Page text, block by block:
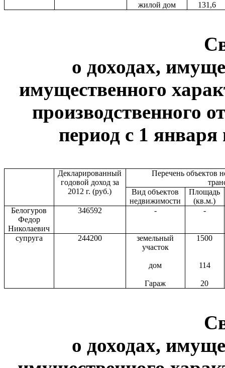
жилой дом 131,6
о доходах,
имущественного
производственного
период с 1 января
Декларированный
годовой доход за
2012 г. (руб.)
Перечень объектов
Вид объектов
недвижимости
Площадь
(кв.м.)
Белогуров
Федор
Николаевич
346592 - -
супруга 244200
земельный
участок
дом
Гараж
1500
114
20
о доходах,